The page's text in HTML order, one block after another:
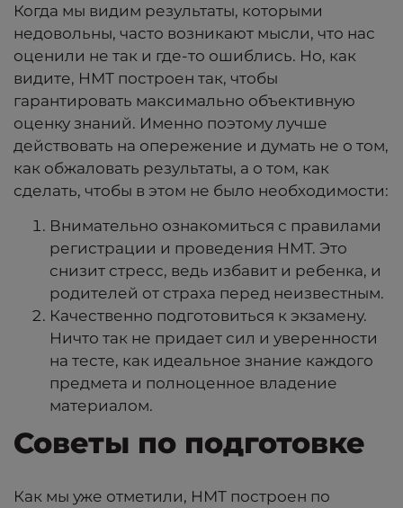
Когда мы видим результаты, которыми
недовольны, часто возникают мысли, что нас
оценили не так и где-то ошиблись. Но, как
видите, НМТ построен так, чтобы
гарантировать максимально объективную
оценку знаний. Именно поэтому лучше
действовать на опережение и думать не о том,
как обжаловать результаты, а о том, как
сделать, чтобы в этом не было необходимости:
Внимательно ознакомиться с правилами
регистрации и проведения НМТ. Это
снизит стресс, ведь избавит и ребенка, и
родителей от страха перед неизвестным.
Качественно подготовиться к экзамену.
Ничто так не придает сил и уверенности
на тесте, как идеальное знание каждого
предмета и полноценное владение
материалом.
Советы по подготовке
Как мы уже отметили, НМТ построен по